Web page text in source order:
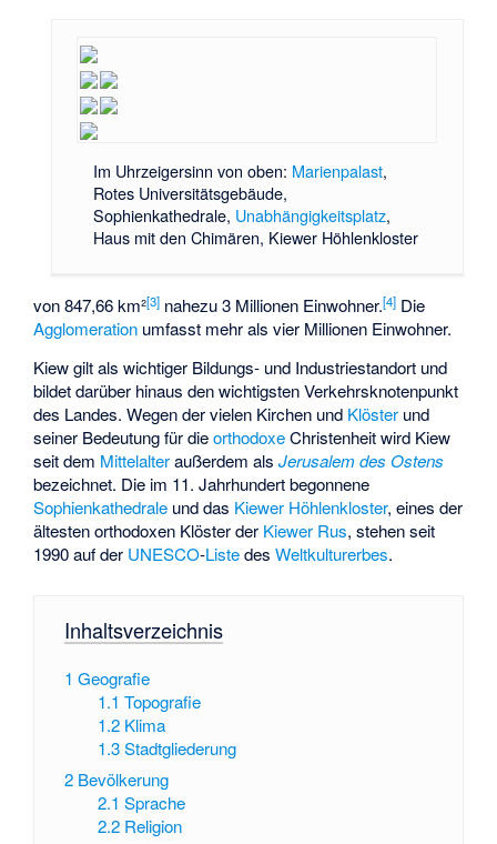
Im Uhrzeigersinn von oben: Marienpalast,
Rotes Universitätsgebäude,
Sophienkathedrale, Unabhängigkeitsplatz,
Haus mit den Chimären, Kiewer Höhlenkloster
von 847,66 km²[3] nahezu 3 Millionen Einwohner.[4] Die
Agglomeration umfasst mehr als vier Millionen Einwohner.
Kiew gilt als wichtiger Bildungs- und Industriestandort und
bildet darüber hinaus den wichtigsten Verkehrsknotenpunkt
des Landes. Wegen der vielen Kirchen und Klöster und
seiner Bedeutung für dieorthodoxeChristenheit wird Kiew
seit dem Mittelalteraußerdem alsJerusalem des Ostens
bezeichnet. Die im 11. Jahrhundert begonnene
Sophienkathedrale und das Kiewer Höhlenkloster, eines der
ältesten orthodoxen Klöster der Kiewer Rus, stehen seit
1990 auf der UNESCO-ListedesWeltkulturerbes.
Inhaltsverzeichnis
1 Geografie
1.1 Topografie
1.2 Klima
1.3 Stadtgliederung
2 Bevölkerung
2.1 Sprache
2.2 Religion